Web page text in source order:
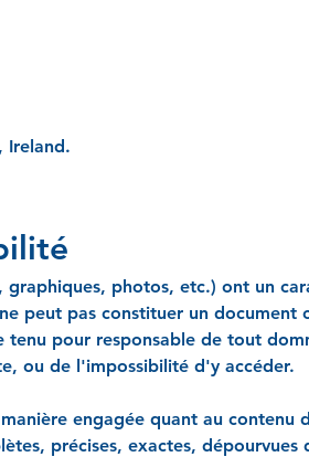
Ireland.
graphiques, photos, etc.) ont un
peut pas constituer un
tenu pour responsable de tout
ou de l'impossibilité d'y accéder.
engagée quant au
précises, exactes,